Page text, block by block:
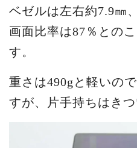
ベゼルは左右約7.9㎜
画面比率は87％との
す。
重さは490gと軽いの
すが、片手持ちはきつ